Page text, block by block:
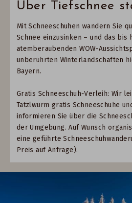
Über Tiefschnee
Mit Schneeschuhen wandern Sie
Schnee einzusinken – und das bis
atemberaubenden WOW-
unberührten Winterlandschaften
Bayern.
Gratis Schneeschuh-Verleih: Wir
Tatzlwurm gratis Schneeschuhe
informieren Sie über die
der Umgebung. Auf Wunsch
eine geführte
Preis auf Anfrage).